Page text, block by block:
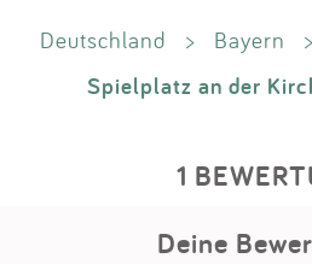
Deutschland > Bayern >
Spielplatz an der
1
Deine